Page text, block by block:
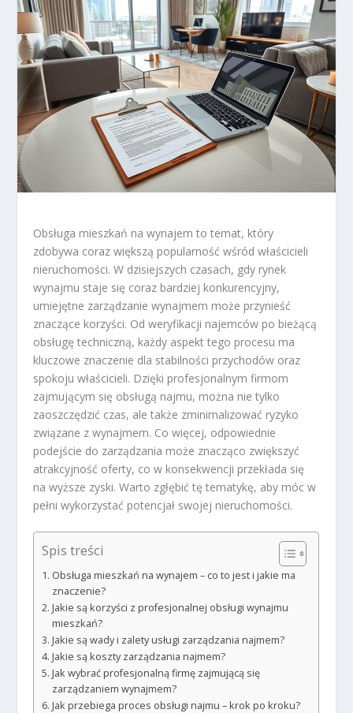
Obsługa mieszkań na wynajem to temat, który
zdobywa coraz większą popularność wśród właścicieli
nieruchomości. W dzisiejszych czasach, gdy rynek
wynajmu staje się coraz bardziej konkurencyjny,
umiejętne zarządzanie wynajmem może przynieść
znaczące korzyści. Od weryfikacji najemców po bieżącą
obsługę techniczną, każdy aspekt tego procesu ma
kluczowe znaczenie dla stabilności przychodów oraz
spokoju właścicieli. Dzięki profesjonalnym firmom
zajmującym się obsługą najmu, można nie tylko
zaoszczędzić czas, ale także zminimalizować ryzyko
związane z wynajmem. Co więcej, odpowiednie
podejście do zarządzania może znacząco zwiększyć
atrakcyjność oferty, co w konsekwencji przekłada się
na wyższe zyski. Warto zgłębić tę tematykę, aby móc w
pełni wykorzystać potencjał swojej nieruchomości.
Spis treści
Obsługa mieszkań na wynajem – co to jest i jakie ma
znaczenie?
Jakie są korzyści z profesjonalnej obsługi wynajmu
mieszkań?
Jakie są wady i zalety usługi zarządzania najmem?
Jakie są koszty zarządzania najmem?
Jak wybrać profesjonalną firmę zajmującą się
zarządzaniem wynajmem?
Jak przebiega proces obsługi najmu – krok po kroku?